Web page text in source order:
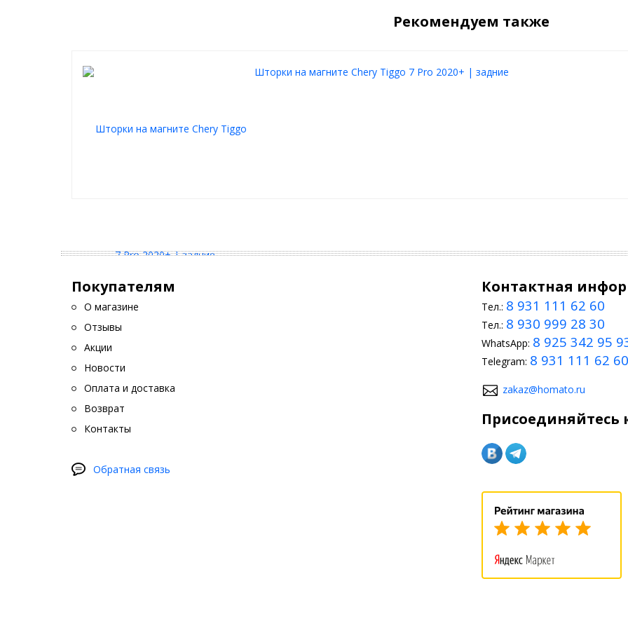
Рекомендуем также
Шторки на магните Chery Tiggo 7 Pro 2020+ | задние
Покупателям
О магазине
Отзывы
Акции
Новости
Оплата и доставка
Возврат
Контакты
Обратная связь
Контактная
Тел.: 8 931 111 62 60
Тел.: 8 930 999 28 30
WhatsApp: 8 925 342 95
Telegram: 8 931 111 62 60
zakaz@homato.ru
Присоединяйтесь